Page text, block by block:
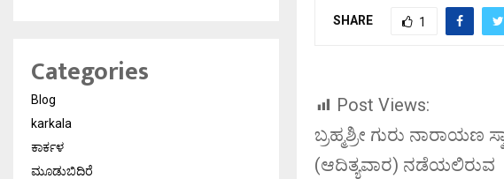
SHARE 1
Post Views:
ಬ್ರಹ್ಮಶ್ರೀ ಗುರು
(ಆದಿತ್ಯವಾರ) ನಡೆಯಲಿರುವ
Categories
Blog
karkala
ಕಾರ್ಕಳ
ಮೂಡುಬಿದಿರೆ